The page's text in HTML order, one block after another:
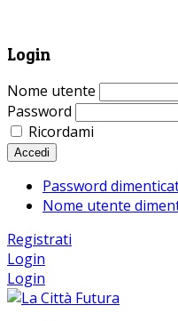
Login
Nome utente
Password
Ricordami
Accedi
Password
Nome utente
Registrati
Login
Login